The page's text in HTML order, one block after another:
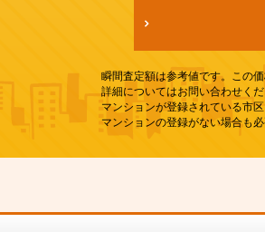
瞬間査定額は参考値です。この
詳細についてはお問い合わせく
マンションが登録されている市
マンションの登録がない場合も